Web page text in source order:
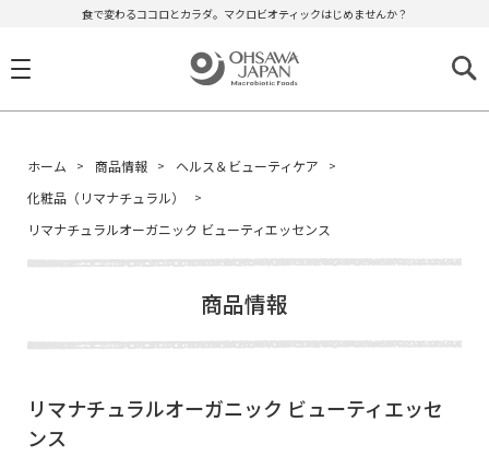
食で変わるココロとカラダ。マクロビオティックはじめませんか？
ホーム 商品情報
ヘルス＆ビューティケア
化粧品（リマナチュラル）
リマナチュラルオーガニック ビューティエッセンス
商品情報
リマナチュラルオーガニック ビューティエッセ
ンス